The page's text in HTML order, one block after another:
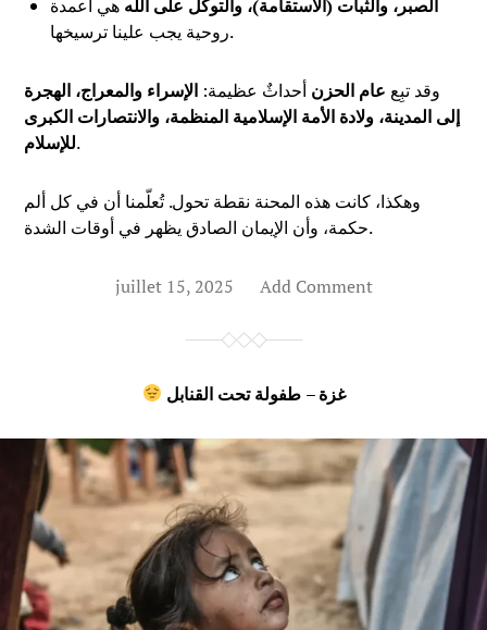
الصبر، والثبات (الاستقامة)، والتوكل على الله هي أعمدة
روحية يجب علينا ترسيخها.
وقد تبِع عام الحزن أحداثٌ عظيمة: الإسراء والمعراج، الهجرة
إلى المدينة، ولادة الأمة الإسلامية المنظمة، والانتصارات الكبرى
للإسلام.
وهكذا، كانت هذه المحنة نقطة تحول. تُعلّمنا أن في كل ألم
حكمة، وأن الإيمان الصادق يظهر في أوقات الشدة.
juillet 15, 2025 Add Comment
غزة – طفولة تحت القنابل